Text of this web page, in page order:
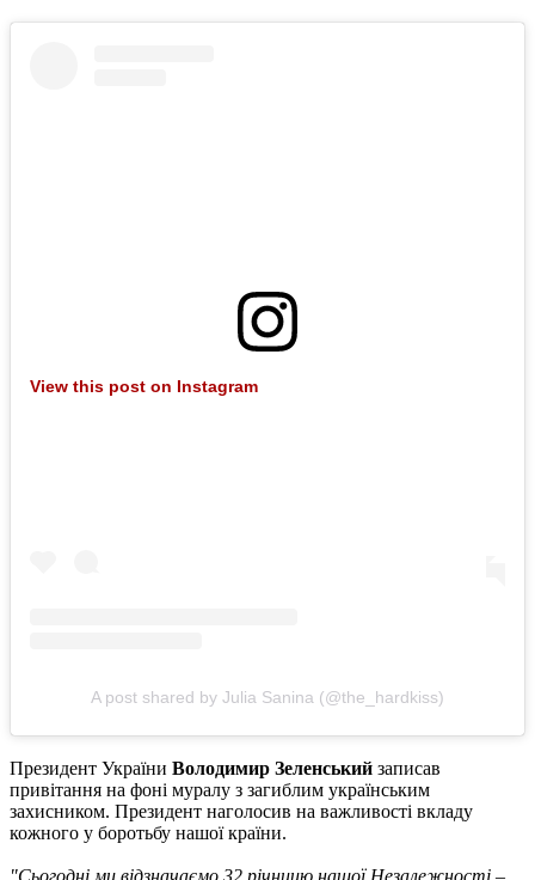
View this post on Instagram
A post shared by Julia Sanina (@the_hardkiss)
Президент України Володимир Зеленський записав
привітання на фоні муралу з загиблим українським
захисником. Президент наголосив на важливості вкладу
кожного у боротьбу нашої країни.